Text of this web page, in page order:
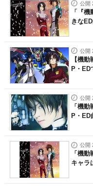
公開
「『
きな
公開
【機
P・ED
公開
「機
P・ED
公開
「機
キャラ